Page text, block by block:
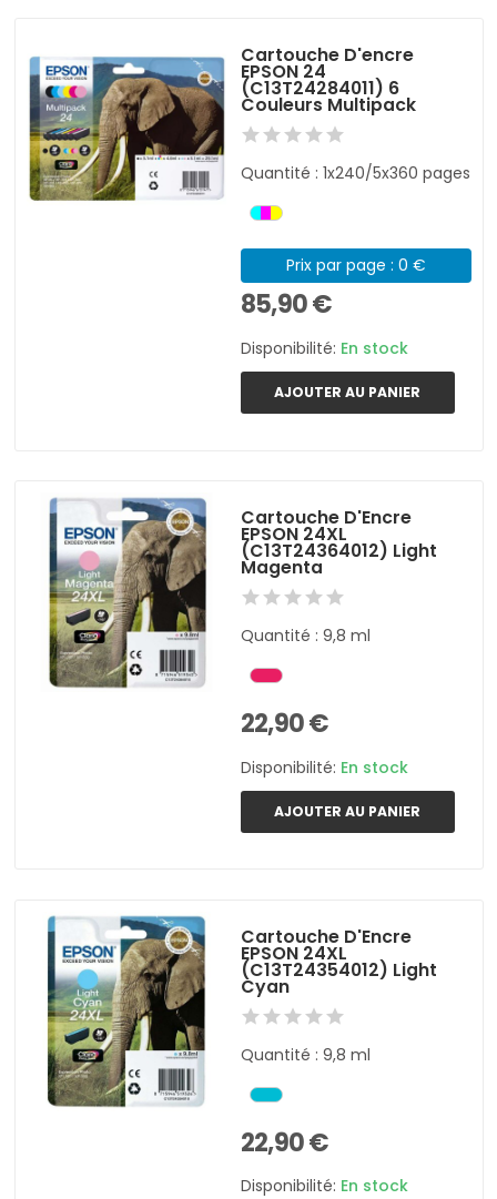
Cartouche D'encre
EPSON 24
(C13T24284011) 6
Couleurs Multipack
Quantité : 1x240/5x360 pages
Prix par page : 0 €
85,90 €
Disponibilité: En stock
AJOUTER AU PANIER
Cartouche D'Encre
EPSON 24XL
(C13T24364012) Light
Magenta
Quantité : 9,8 ml
22,90 €
Disponibilité: En stock
AJOUTER AU PANIER
Cartouche D'Encre
EPSON 24XL
(C13T24354012) Light
Cyan
Quantité : 9,8 ml
22,90 €
Disponibilité: En stock